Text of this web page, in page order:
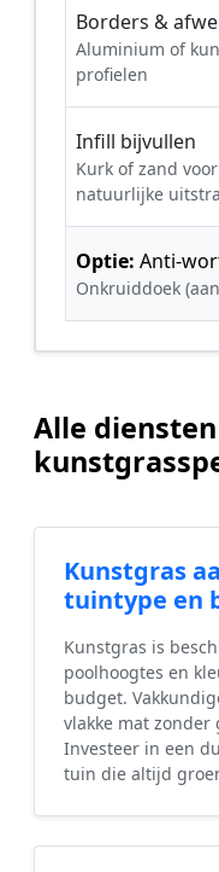
Borders &
Aluminium of
profielen
Infill bijvullen
Kurk of zand voor
natuurlijke
Optie: Anti-
Onkruiddoek
Alle
Kunstgras
tuintype en
Kunstgras is
poolhoogtes en
budget.
vlakke mat zonder
Investeer in een
tuin die altijd